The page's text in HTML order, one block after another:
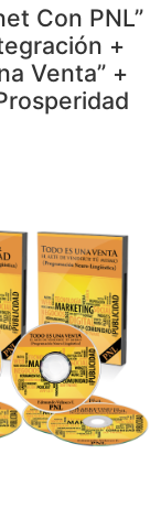
Con PNL”
+
Venta” +